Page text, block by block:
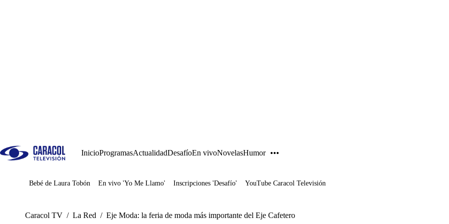
InicioProgramasActualidadDesafíoEn vivoNovelasHumor
Juegos
Bebé de Laura Tobón En vivo 'Yo Me Llamo' Inscripciones 'Desafío' YouTube Caracol Televisión
Caracol TV / La Red / Eje Moda: la feria de moda más importante del Eje Cafetero